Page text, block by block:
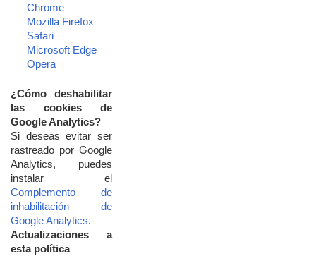
Chrome
Mozilla Firefox
Safari
Microsoft Edge
Opera
¿Cómo deshabilitar
las cookies de
GoogleAnalytics?
Si deseasevitarser
rastreado por Google
Analytics, puedes
instalar el
Complemento de
inhabilitación de
GoogleAnalytics.
Actualizaciones a
esta política